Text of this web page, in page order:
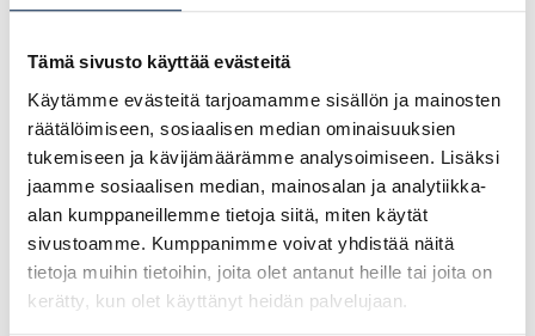
Tämä sivusto käyttää evästeitä
Käytämme evästeitä tarjoamamme sisällön ja mainosten
räätälöimiseen, sosiaalisen median ominaisuuksien
tukemiseen ja kävijämäärämme analysoimiseen. Lisäksi
jaamme sosiaalisen median, mainosalan ja analytiikka-
alan kumppaneillemme tietoja siitä, miten käytät
sivustoamme. Kumppanimme voivat yhdistää näitä
tietoja muihin tietoihin, joita olet antanut heille tai joita on
kerätty, kun olet käyttänyt heidän palvelujaan.
kalibrointi, jossa auto ajetaan määrättyä reittiä tietyllä
tiemerkinnät ja muut liikenneympäristön elementit. Koko
prosessi voi kestää 1-3 tuntia riippuen ajoneuvon
järjestelmien monimutkaisuudesta.
Kalibroimattoman tuulilasin riskit ja
seuraukset